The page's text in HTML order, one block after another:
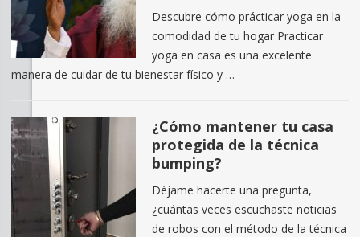
Descubre cómo prácticar yoga en la
comodidad de tu hogar Practicar
yoga en casa es una excelente
manera de cuidar de tu bienestar físico y …
¿Cómo mantener tu casa
protegida de la técnica
bumping?
Déjame hacerte una pregunta,
¿cuántas veces escuchaste noticias
de robos con el método de la técnica